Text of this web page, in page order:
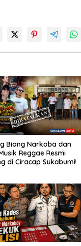
Biang Narkoba dan
Reggae Resmi
di Ciracap Sukabumi!